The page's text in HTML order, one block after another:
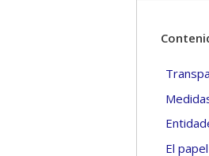
El